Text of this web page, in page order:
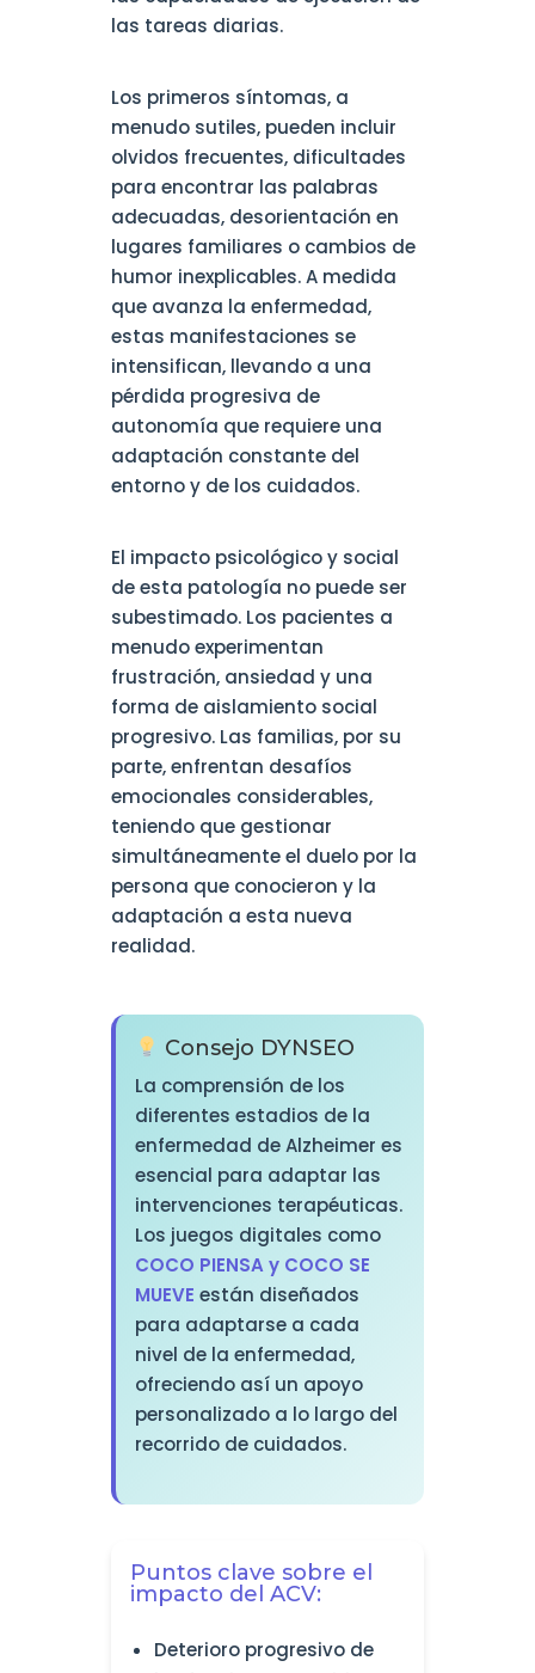
las tareas diarias.
Los primeros síntomas, a
menudo sutiles, pueden incluir
olvidos frecuentes, dificultades
para encontrar las palabras
adecuadas, desorientación en
lugares familiares o cambios de
humor inexplicables. A medida
que avanza la enfermedad,
estas manifestaciones se
intensifican, llevando a una
pérdida progresiva de
autonomía que requiere una
adaptación constante del
entorno y de los cuidados.
El impacto psicológico y social
de esta patología no puede ser
subestimado. Los pacientes a
menudo experimentan
frustración, ansiedad y una
forma de aislamiento social
progresivo. Las familias, por su
parte, enfrentan desafíos
emocionales considerables,
teniendo que gestionar
simultáneamente el duelo por la
persona que conocieron y la
adaptación a esta nueva
realidad.
Consejo DYNSEO
La comprensión de los
diferentes estadios de la
enfermedad de Alzheimer es
esencial para adaptar las
intervenciones terapéuticas.
Los juegos digitales como
COCO PIENSA y COCO SE
MUEVE están diseñados
para adaptarse a cada
nivel de la enfermedad,
ofreciendo así un apoyo
personalizado a lo largo del
recorrido de cuidados.
Puntos clave sobre el
impacto del ACV:
Deterioro progresivo de